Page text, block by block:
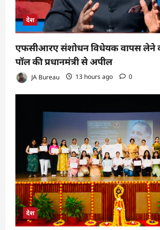
देश
एफसीआरए संशोधन विधेयक वापस लेने
पॉल की प्रधानमंत्री से अपील
JA Bureau 13 hours ago 0
देश